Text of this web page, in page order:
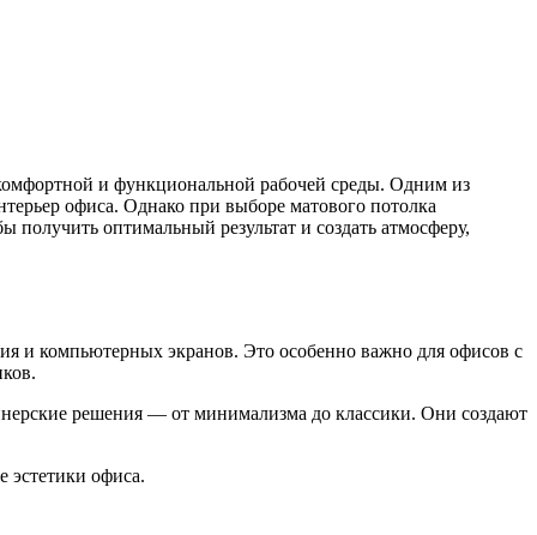
и функциональной рабочей среды. Одним из
офиса. Однако при выборе матового потолка
оптимальный результат и создать атмосферу,
и компьютерных экранов. Это особенно важно для офисов с
решения — от минимализма до классики. Они создают
эстетики офиса.